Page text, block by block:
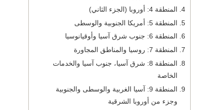
المنطقة 4: أوروبا (الجزء الثاني)
المنطقة 5: أمريكا الجنوبية والوسطى
المنطقة 6: جنوب شرق آسيا وأوقيانوسيا
المنطقة 7: روسيا والمناطق المجاورة
المنطقة 8: شرق آسيا، جنوب آسيا والخدمات
الخاصة
المنطقة 9: آسيا الغربية والوسطى والجنوبية
وجزء من أوروبا الشرقية